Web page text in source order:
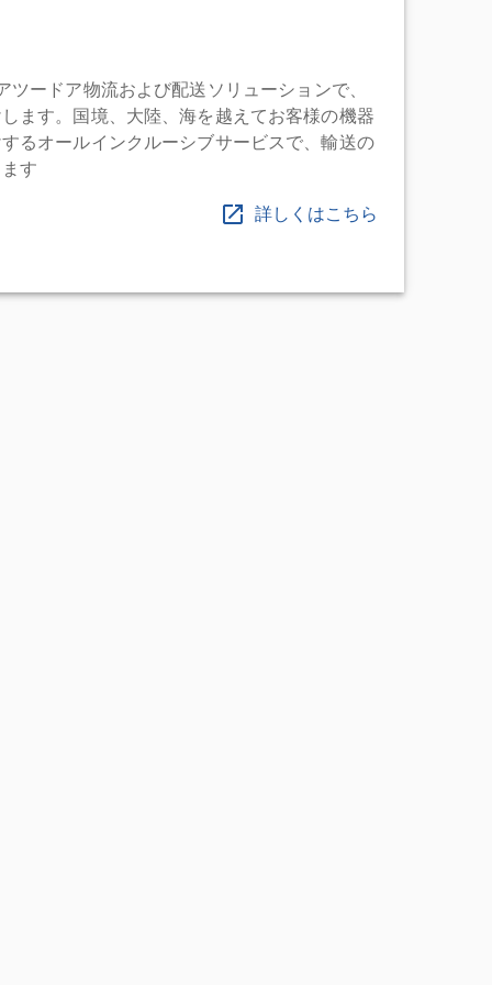
ツードア物流および配送ソリューションで、
ます。国境、大陸、海を越えてお客様の機器
るオールインクルーシブサービスで、輸送の
す
詳しくはこちら